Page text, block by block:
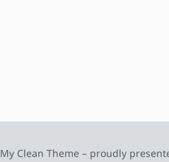
My Clean Theme – proudly